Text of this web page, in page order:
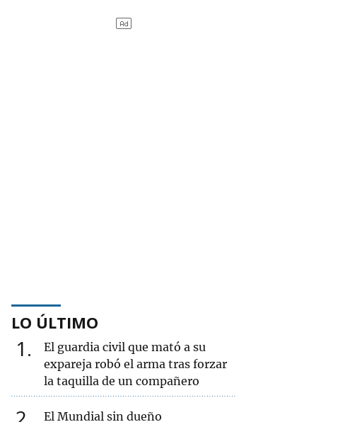
LO ÚLTIMO
1
El guardia civil que mató a su
expareja robó el arma tras forzar
la taquilla de un compañero
El Mundial sin dueño